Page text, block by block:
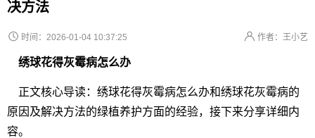
决方法
时间：2026-01-04 10:37:25 作者：王小艺
绣球花得灰霉病怎么办
正文核心导读：绣球花得灰霉病怎么办和绣球花灰霉病的
原因及解决方法的绿植养护方面的经验，接下来分享详细内
容。